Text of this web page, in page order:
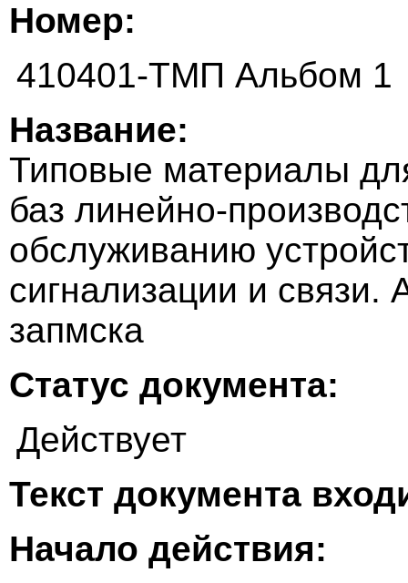
Номер:
410401-ТМП Альбом 1
Название:
Типовые материалы
баз линейно-
обслуживанию
сигнализации и
запмска
Статус документа:
Действует
Текст документа
Начало действия: